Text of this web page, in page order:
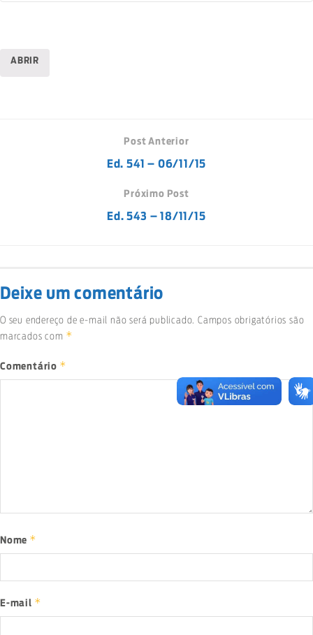
ABRIR
Post Anterior
Ed. 541 – 06/11/15
Próximo Post
Ed. 543 – 18/11/15
Deixe um comentário
O seu endereço de e-mail não será publicado. Campos obrigatórios são
marcados com *
Comentário *
Nome *
E-mail *